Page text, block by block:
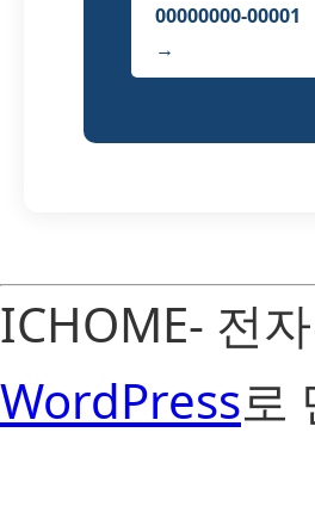
00000000-00001
→
ICHOME- 전
WordPress로